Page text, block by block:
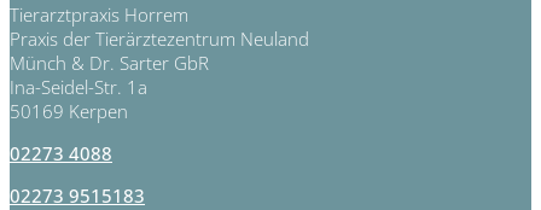
Tierarztpraxis Horrem
Praxis der Tierärztezentrum Neuland
Münch & Dr. Sarter GbR
Ina-Seidel-Str. 1a
50169 Kerpen
02273 4088
02273 9515183